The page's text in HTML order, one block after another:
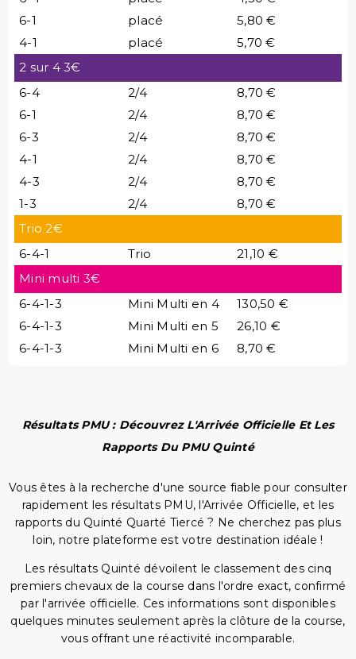
6-1
placé
5,80 €
4-1
placé
5,70 €
2 sur 4 3€
6-4
2/4
8,70 €
6-1
2/4
8,70 €
6-3
2/4
8,70 €
4-1
2/4
8,70 €
4-3
2/4
8,70 €
1-3
2/4
8,70 €
Trio 2€
6-4-1
Trio
21,10 €
Mini multi 3€
6-4-1-3
Mini Multi en 4
130,50 €
6-4-1-3
Mini Multi en 5
26,10 €
6-4-1-3
Mini Multi en 6 8,70 €
Résultats PMU : Découvrez L'Arrivée Officielle Et Les
Rapports Du PMU Quinté
Vous êtes à la recherche d'une source fiable pour consulter
rapidement les résultats PMU, l'Arrivée Officielle, et les
rapports du Quinté Quarté Tiercé ? Ne cherchez pas plus
loin, notre plateforme est votre destination idéale !
Les résultats Quinté dévoilent le classement des cinq
premiers chevaux de la course dans l'ordre exact, confirmé
par l'arrivée officielle. Ces informations sont disponibles
quelques minutes seulement après la clôture de la course,
vous offrant une réactivité incomparable.